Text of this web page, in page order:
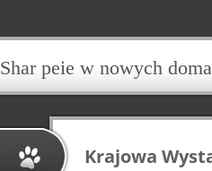
Shar peie w nowych
Krajowa